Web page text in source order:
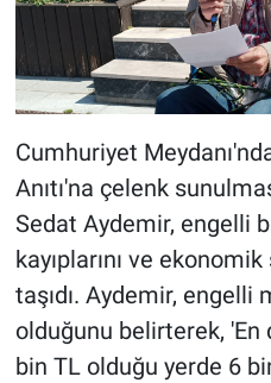
Cumhuriyet
Anıtı'na çelenk
Sedat Aydemir, engelli
kayıplarını ve
taşıdı. Aydemir, engelli
olduğunu belirterek, 'En
bin TL olduğu yerde 6